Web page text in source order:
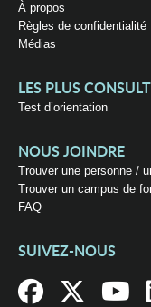
À propos
Règles de confidentialité
Médias
LES PLUS
Test d’orientation
NOUS JOINDRE
Trouver une personne /
Trouver un campus de
FAQ
SUIVEZ-NOUS